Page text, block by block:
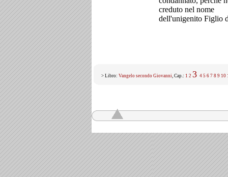
creduto nel nome
dell'unigenito Figlio
> Libro: Vangelo secondo Giovanni, Cap.: 1 2 3 4 5 6 7 8 9 10